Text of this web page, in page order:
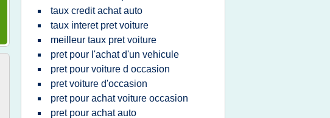
taux credit achat auto
taux interet pret voiture
meilleur taux pret voiture
pret pour l'achat d'un vehicule
pret pour voiture d occasion
pret voiture d'occasion
pret pour achat voiture occasion
pret pour achat auto